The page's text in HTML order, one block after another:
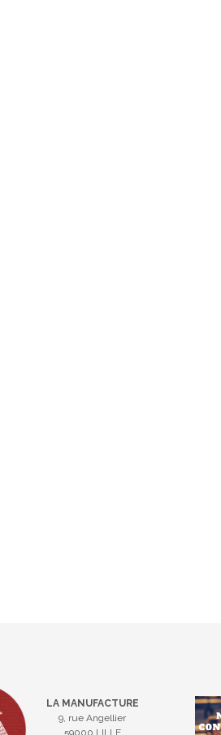
LA MANUFACTURE
9, rue Angellier
59000 LILLE